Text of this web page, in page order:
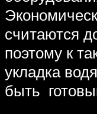
считаются
поэтому к
укладка
быть